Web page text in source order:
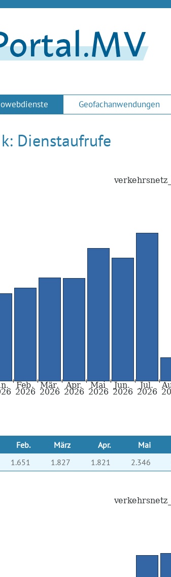
Geofachanwendungen
Dienstaufrufe
Feb. März Apr. Mai
1.651
1.827 1.821 2.346